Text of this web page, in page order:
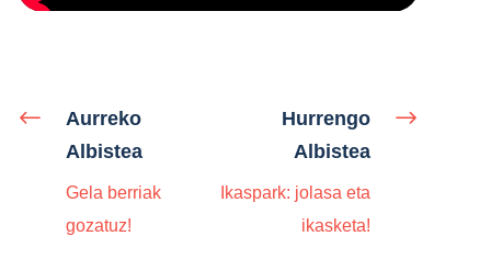
Aurreko
Albistea
Gela berriak
gozatuz!
Hurrengo
Albistea
Ikaspark: jolasa eta
ikasketa!